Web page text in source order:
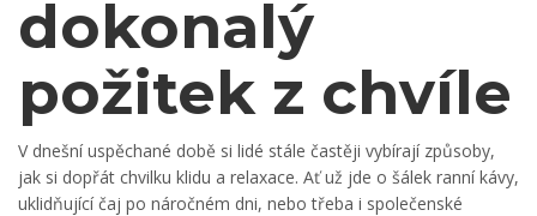
dokonalý
požitek z chvíle
V dnešní uspěchané době si lidé stále častěji vybírají způsoby,
jak si dopřát chvilku klidu a relaxace. Ať už jde o šálek ranní kávy,
uklidňující čaj po náročném dni, nebo třeba i společenské